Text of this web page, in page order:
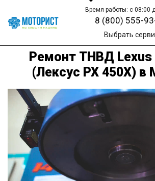
Время работы: с 08:00
8 (800) 555-
Выбрать
Ремонт ТНВД Lexus
(Лексус РХ 450Х) в